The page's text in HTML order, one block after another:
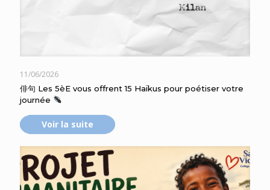
11/06/2026
俳句 Les 5èE vous offrent 15 Haïkus pour poétiser votre
journée
Voir la suite